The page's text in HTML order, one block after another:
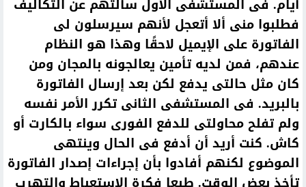
أيام. فى المستشفى الأول سألتهم عن التكاليف
فطلبوا منى ألا أتعجل لأنهم سيرسلون لى
الفاتورة على الإيميل لاحقًا وهذا هو النظام
عندهم، فمن لديه تأمين يعالجونه بالمجان ومن
كان مثل حالتى يدفع لكن بعد إرسال الفاتورة
بالبريد. فى المستشفى الثانى تكرر الأمر نفسه
ولم تفلح محاولتى للدفع الفورى سواء بالكارت أو
كاش. كنت أريد أن أدفع فى الحال وينتهى
الموضوع لكنهم أفادوا بأن إجراءات إصدار الفاتورة